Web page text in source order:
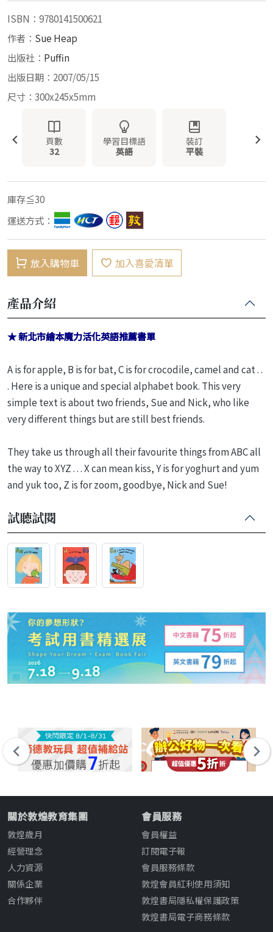
ISBN：9780141500621
作者： Sue Heap
出版社： Puffin
出版日期：2007/05/15
尺寸：300x245x5mm
頁數
32
學習目標語
英語
裝訂
平裝
庫存≦30
運送方式：
放入購物車 加入喜愛清單
產品介紹
★ 新北市繪本魔力活化英語推薦書單
A is for apple, B is for bat, C is for crocodile, camel and cat . .
. Here is a unique and special alphabet book. This very
simple text is about two friends, Sue and Nick, who like
very different things but are still best friends.
They take us through all their favourite things from ABC all
the way to XYZ . . . X can mean kiss, Y is for yoghurt and yum
and yuk too, Z is for zoom, goodbye, Nick and Sue!
試聽試閱
關於敦煌教育集團
敦煌歲月
經營理念
人力資源
關係企業
合作夥伴
會員服務
會員權益
訂閱電子報
會員服務條款
敦煌會員紅利使用須知
敦煌書局隱私權保護政策
敦煌書局電子商務條款